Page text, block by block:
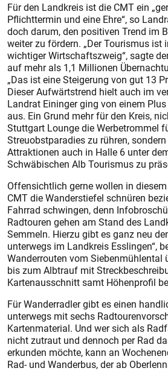
Für den Landkreis ist die CMT ein
Pflichttermin und eine Ehre“, so
doch darum, den positiven Trend im
weiter zu fördern. „Der Tourismus ist
wichtiger Wirtschaftszweig“, sagte
auf mehr als 1,1 Millionen
„Das ist eine Steigerung von gut 13
Dieser Aufwärtstrend hielt auch im
Landrat Eininger ging von einem
aus. Ein Grund mehr für den Kreis,
Stuttgart Lounge die Werbetrommel
Streuobstparadies zu rühren,
Attraktionen auch in Halle 6 unter
Schwäbischen Alb Tourismus zu
Offensichtlich gerne wollen in
CMT die Wanderstiefel schnüren
Fahrrad schwingen, denn
Radtouren gehen am Stand des
Semmeln. Hierzu gibt es ganz neu
unterwegs im Landkreis Esslingen“,
Wanderrouten vom Siebenmühlental
bis zum Albtrauf mit
Kartenausschnitt samt Höhenprofil
Für Wanderradler gibt es einen
unterwegs mit sechs
Kartenmaterial. Und wer sich als
nicht zutraut und dennoch per Rad
erkunden möchte, kann an
Rad- und Wanderbus, der ab